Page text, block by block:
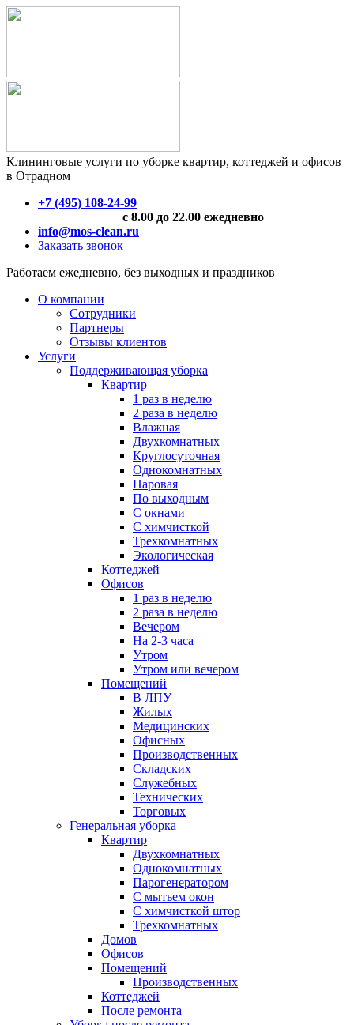
Клининговые услуги по уборке квартир, коттеджей и офисов
в Отрадном
+7 (495) 108-24-99
с 8.00 до 22.00 ежедневно
info@mos-clean.ru
Заказать звонок
Работаем ежедневно, без выходных и праздников
О компании
Сотрудники
Партнеры
Отзывы клиентов
Услуги
Поддерживающая уборка
Квартир
1 раз в неделю
2 раза в неделю
Влажная
Двухкомнатных
Круглосуточная
Однокомнатных
Паровая
По выходным
С окнами
С химчисткой
Трехкомнатных
Экологическая
Коттеджей
Офисов
1 раз в неделю
2 раза в неделю
Вечером
На 2-3 часа
Утром
Утром или вечером
Помещений
В ЛПУ
Жилых
Медицинских
Офисных
Производственных
Складских
Служебных
Технических
Торговых
Генеральная уборка
Квартир
Двухкомнатных
Однокомнатных
Парогенератором
С мытьем окон
С химчисткой штор
Трехкомнатных
Домов
Офисов
Помещений
Производственных
Коттеджей
После ремонта